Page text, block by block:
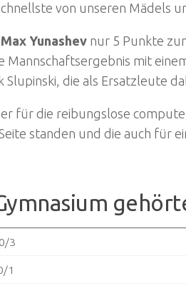
von unseren Mädels
Yunashev nur 5 Punkte
Mannschaftsergebnis mit
Slupinski, die als Ersatzleute
für die reibungslose
standen und die auch
3
1